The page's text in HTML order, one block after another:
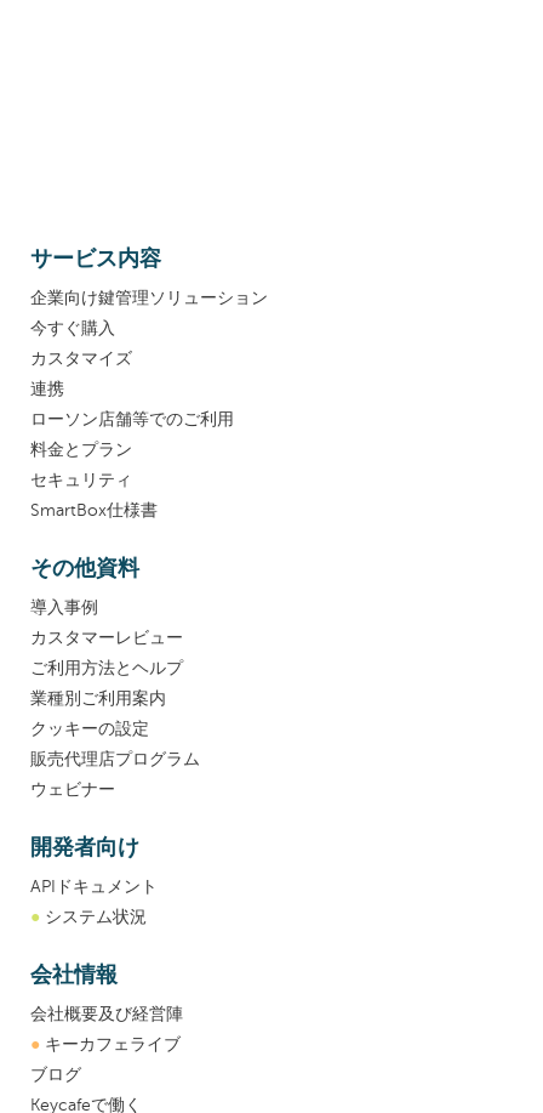
サービス内容
企業向け鍵管理ソリューション
今すぐ購入
カスタマイズ
連携
ローソン店舗等でのご利用
料金とプラン
セキュリティ
SmartBox仕様書
その他資料
導入事例
カスタマーレビュー
ご利用方法とヘルプ
業種別ご利用案内
クッキーの設定
販売代理店プログラム
ウェビナー
開発者向け
APIドキュメント
● システム状況
会社情報
会社概要及び経営陣
● キーカフェライブ
ブログ
Keycafeで働く